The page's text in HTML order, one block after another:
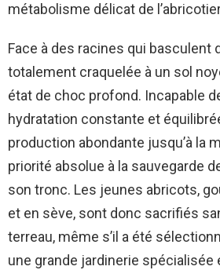
métabolisme délicat de
Face à des racines qui basculent
totalement craquelée à un sol
état de choc profond. Incapable
hydratation constante et
production abondante jusqu’à la
priorité absolue à la sauvegarde
son tronc. Les jeunes abricots,
et en sève, sont donc sacrifiés
terreau, même s’il a été
une grande jardinerie